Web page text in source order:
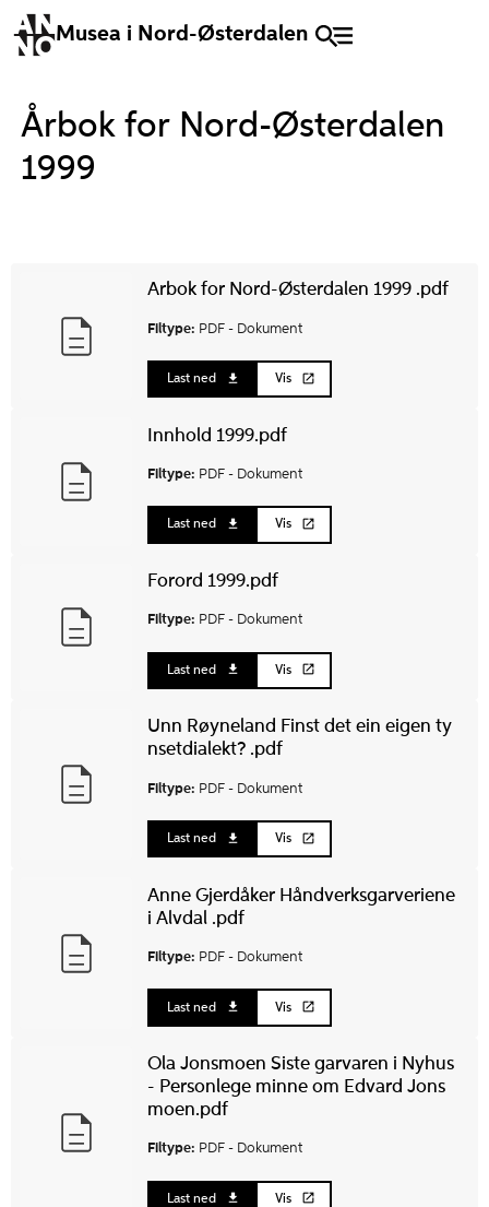
Musea i Nord-Østerdalen
Årbok for Nord-Østerdalen
1999
Arbok for Nord-Østerdalen 1999 .pdf
Filtype: PDF - Dokument
Last ned Vis
Innhold 1999.pdf
Filtype: PDF - Dokument
Last ned Vis
Forord 1999.pdf
Filtype: PDF - Dokument
Last ned Vis
Unn Røyneland Finst det ein eigen ty
nsetdialekt? .pdf
Filtype: PDF - Dokument
Last ned Vis
Anne Gjerdåker Håndverksgarveriene
i Alvdal .pdf
Filtype: PDF - Dokument
Last ned Vis
Ola Jonsmoen Siste garvaren i Nyhus
- Personlege minne om Edvard Jons
moen.pdf
Filtype: PDF - Dokument
Last ned Vis